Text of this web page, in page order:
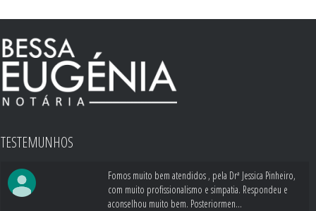
TESTEMUNHOS
Fomos muito bem atendidos , pela Drª Jessica Pinheiro,
com muito profissionalismo e simpatia. Respondeu e
aconselhou muito bem. Posteriormen...